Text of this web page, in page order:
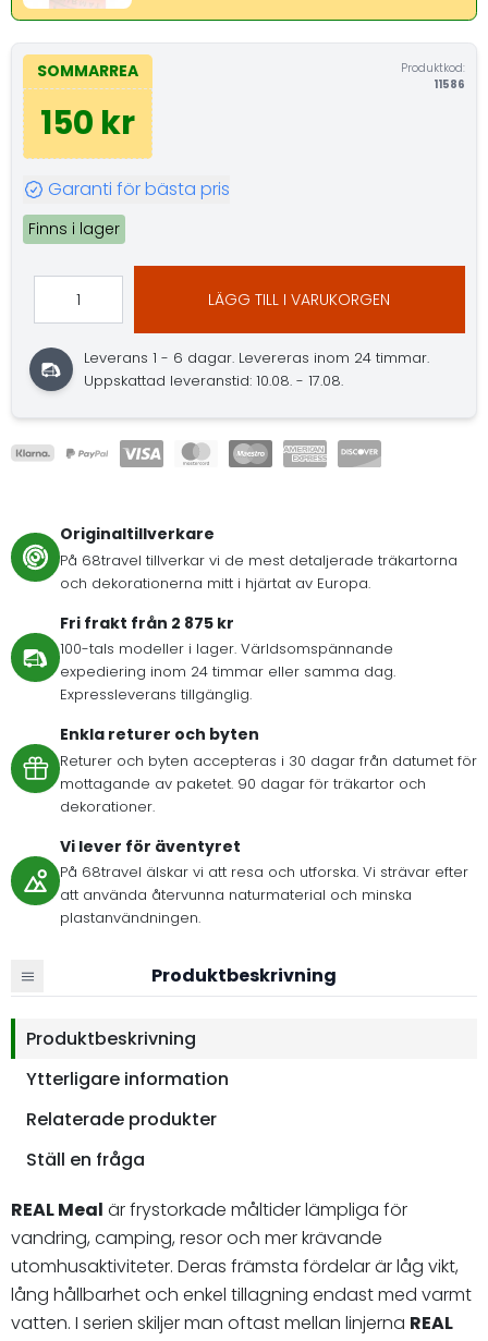
SOMMARREA
150 kr
Produktkod:
11586
Garanti för bästa pris
Finns i lager
LÄGG TILL I VARUKORGEN
Leverans 1 - 6 dagar. Levereras inom 24 timmar.
Uppskattad leveranstid: 10.08. - 17.08.
Originaltillverkare
På 68travel tillverkar vi de mest detaljerade träkartorna
och dekorationerna mitt i hjärtat av Europa.
Fri frakt från 2 875 kr
100-tals modeller i lager. Världsomspännande
expediering inom 24 timmar eller samma dag.
Expressleverans tillgänglig.
Enkla returer och byten
Returer och byten accepteras i 30 dagar från datumet för
mottagande av paketet. 90 dagar för träkartor och
dekorationer.
Vi lever för äventyret
På 68travel älskar vi att resa och utforska. Vi strävar efter
att använda återvunna naturmaterial och minska
plastanvändningen.
Produktbeskrivning
Produktbeskrivning
Ytterligare information
Relaterade produkter
Ställ en fråga
REAL Meal är frystorkade måltider lämpliga för
vandring, camping, resor och mer krävande
utomhusaktiviteter. Deras främsta fördelar är låg vikt,
lång hållbarhet och enkel tillagning endast med varmt
vatten. I serien skiljer man oftast mellan linjerna REAL